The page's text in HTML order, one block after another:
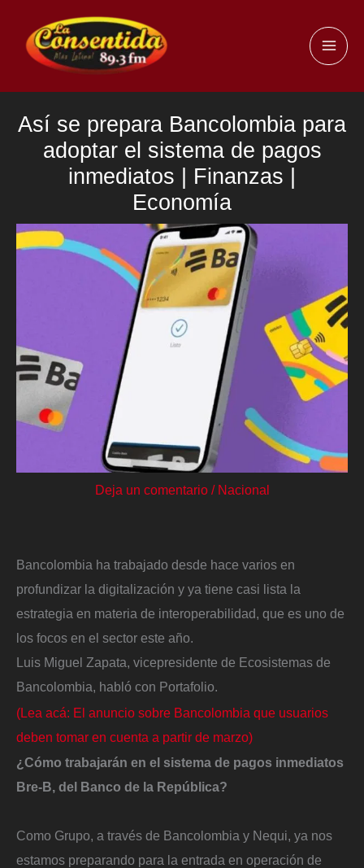
contenido
Así se prepara Bancolombia para
adoptar el sistema de pagos
inmediatos | Finanzas |
Economía
Deja un comentario / Nacional
Bancolombia ha trabajado desde hace varios en
profundizar la digitalización y ya tiene casi lista la
estrategia en materia de interoperabilidad, que es uno de
los focos en el sector este año.
Luis Miguel Zapata, vicepresidente de Ecosistemas de
Bancolombia, habló con Portafolio.
(Lea acá: El anuncio sobre Bancolombia que usuarios
deben tomar en cuenta a partir de marzo)
¿Cómo trabajarán en el sistema de pagos inmediatos
Bre-B, del Banco de la República?
Como Grupo, a través de Bancolombia y Nequi, ya nos
estamos preparando para la entrada en operación de